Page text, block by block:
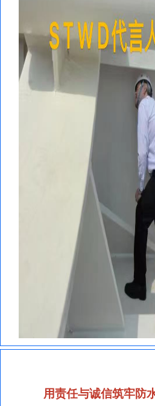
用责任与诚信筑牢防